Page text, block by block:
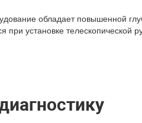
обладает повышенной
установке телескопической